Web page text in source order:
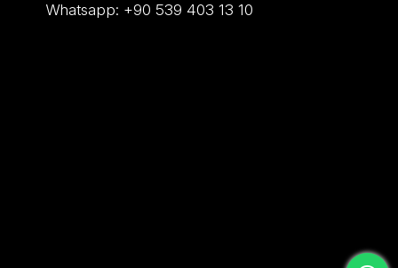
Whatsapp: +90 539 403 13 10